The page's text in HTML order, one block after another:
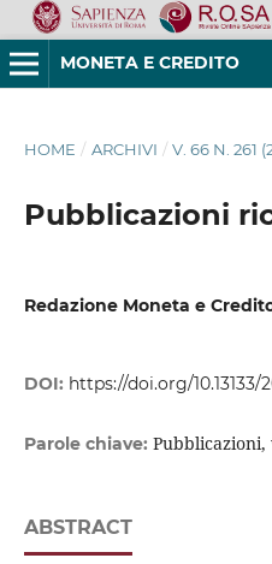
MONETA E CREDITO
HOME / ARCHIVI / V. 66 N. 261
Pubblicazioni
Redazione Moneta e
DOI: https://doi.org/10.13133/
Parole chiave: Pubblicazioni,
ABSTRACT